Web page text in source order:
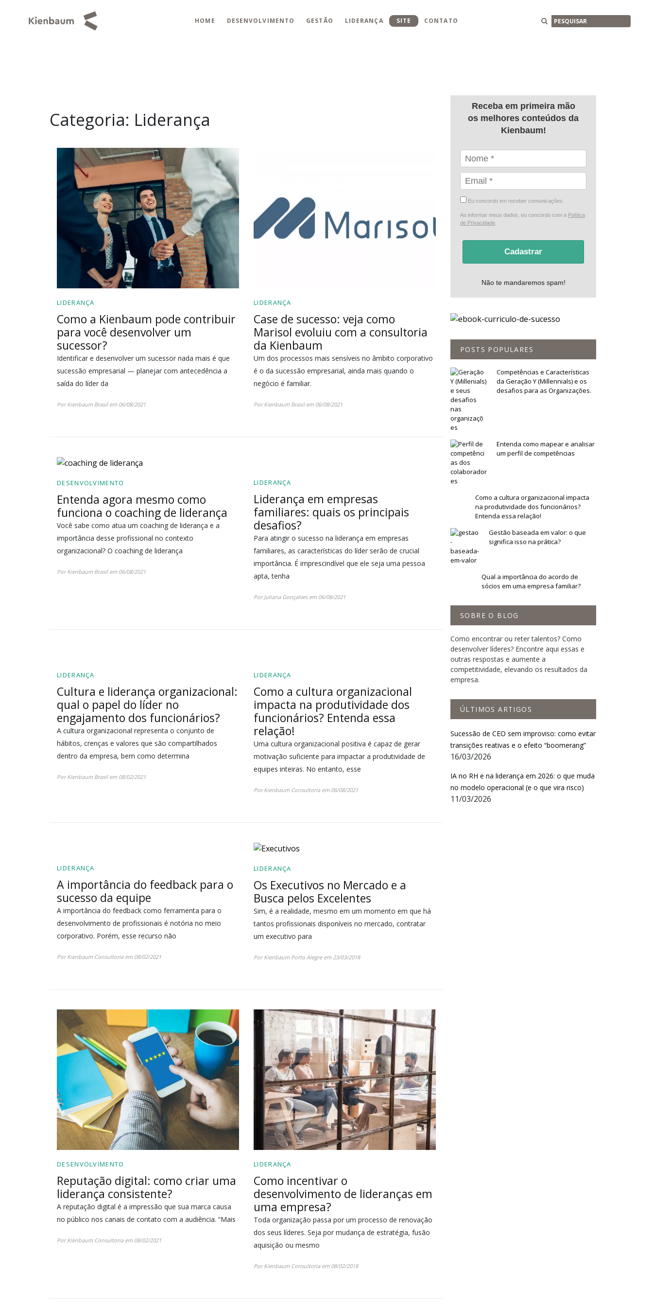
HOME DESENVOLVIMENTO GESTÃO LIDERANÇA SITE CONTATO
Categoria: Liderança
LIDERANÇA
Como a Kienbaum pode contribuir
para você desenvolver um
sucessor?
Identificar e desenvolver um sucessor nada mais é que
sucessão empresarial — planejar com antecedência a
saída do líder da
Por Kienbaum Brasil em 06/08/2021
LIDERANÇA
Case de sucesso: veja como
Marisol evoluiu com a consultoria
da Kienbaum
Um dos processos mais sensíveis no âmbito corporativo
é o da sucessão empresarial, ainda mais quando o
negócio é familiar.
Por Kienbaum Brasil em 06/08/2021
DESENVOLVIMENTO
Entenda agora mesmo como
funciona o coaching de liderança
Você sabe como atua um coaching de liderança e a
importância desse profissional no contexto
organizacional? O coaching de liderança
Por Kienbaum Brasil em 06/08/2021
LIDERANÇA
Liderança em empresas
familiares: quais os principais
desafios?
Para atingir o sucesso na liderança em empresas
familiares, as características do líder serão de crucial
importância. É imprescindível que ele seja uma pessoa
apta, tenha
Por Juliana Gonçalves em 06/08/2021
LIDERANÇA
Cultura e liderança organizacional:
qual o papel do líder no
engajamento dos funcionários?
A cultura organizacional representa o conjunto de
hábitos, crenças e valores que são compartilhados
dentro da empresa, bem como determina
Por Kienbaum Brasil em 08/02/2021
LIDERANÇA
Como a cultura organizacional
impacta na produtividade dos
funcionários? Entenda essa
relação!
Uma cultura organizacional positiva é capaz de gerar
motivação suficiente para impactar a produtividade de
equipes inteiras. No entanto, esse
Por Kienbaum Consultoria em 06/08/2021
LIDERANÇA
A importância do feedback para o
sucesso da equipe
A importância do feedback como ferramenta para o
desenvolvimento de profissionais é notória no meio
corporativo. Porém, esse recurso não
Por Kienbaum Consultoria em 08/02/2021
LIDERANÇA
Os Executivos no Mercado e a
Busca pelos Excelentes
Sim, é a realidade, mesmo em um momento em que há
tantos profissionais disponíveis no mercado, contratar
um executivo para
Por Kienbaum Porto Alegre em 23/03/2018
DESENVOLVIMENTO
Reputação digital: como criar uma
liderança consistente?
A reputação digital é a impressão que sua marca causa
no público nos canais de contato com a audiência. “Mais
Por Kienbaum Consultoria em 08/02/2021
LIDERANÇA
Como incentivar o
desenvolvimento de lideranças em
uma empresa?
Toda organização passa por um processo de renovação
dos seus líderes. Seja por mudança de estratégia, fusão
aquisição ou mesmo
Por Kienbaum Consultoria em 08/02/2018
Receba em primeira mão
os melhores conteúdos da
Kienbaum!
Eu concordo em receber comunicações.
Ao informar meus dados, eu concordo com a Política
de Privacidade
Cadastrar
Não te mandaremos spam!
POSTS POPULARES
Competências e Características
da Geração Y (Millennials) e os
desafios para as Organizações.
Entenda como mapear e analisar
um perfil de competências
Como a cultura organizacional impacta
na produtividade dos funcionários?
Entenda essa relação!
Gestão baseada em valor: o que
significa isso na prática?
Qual a importância do acordo de
sócios em uma empresa familiar?
SOBRE O BLOG
Como encontrar ou reter talentos? Como
desenvolver líderes? Encontre aqui essas e
outras respostas e aumente a
competitividade, elevando os resultados da
empresa.
ÚLTIMOS ARTIGOS
Sucessão de CEO sem improviso: como evitar
transições reativas e o efeito “boomerang”
16/03/2026
IA no RH e na liderança em 2026: o que muda
no modelo operacional (e o que vira risco)
11/03/2026